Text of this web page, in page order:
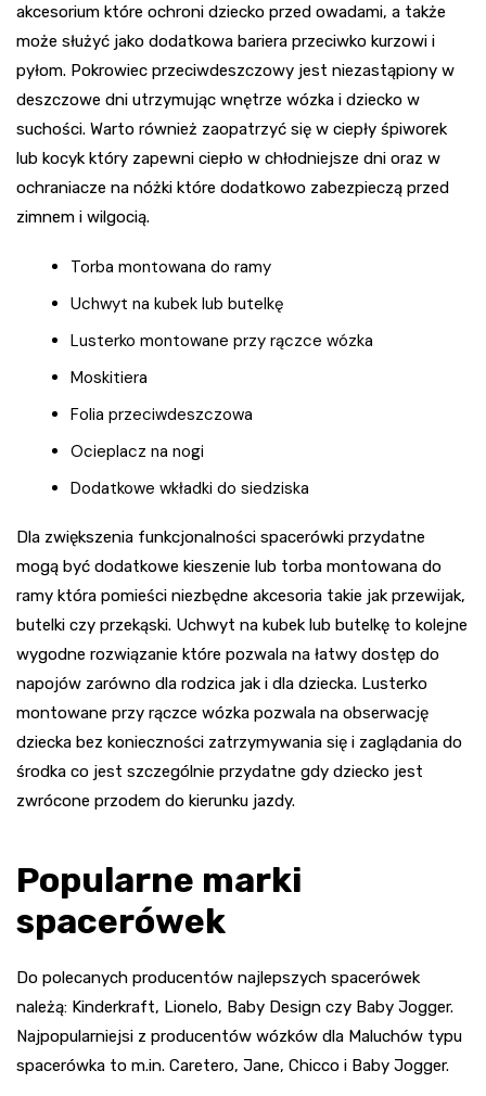
akcesorium które ochroni dziecko przed owadami, a także
może służyć jako dodatkowa bariera przeciwko kurzowi i
pyłom. Pokrowiec przeciwdeszczowy jest niezastąpiony w
deszczowe dni utrzymując wnętrze wózka i dziecko w
suchości. Warto również zaopatrzyć się w ciepły śpiworek
lub kocyk który zapewni ciepło w chłodniejsze dni oraz w
ochraniacze na nóżki które dodatkowo zabezpieczą przed
zimnem i wilgocią.
Torba montowana do ramy
Uchwyt na kubek lub butelkę
Lusterko montowane przy rączce wózka
Moskitiera
Folia przeciwdeszczowa
Ocieplacz na nogi
Dodatkowe wkładki do siedziska
Dla zwiększenia funkcjonalności spacerówki przydatne
mogą być dodatkowe kieszenie lub torba montowana do
ramy która pomieści niezbędne akcesoria takie jak przewijak,
butelki czy przekąski. Uchwyt na kubek lub butelkę to kolejne
wygodne rozwiązanie które pozwala na łatwy dostęp do
napojów zarówno dla rodzica jak i dla dziecka. Lusterko
montowane przy rączce wózka pozwala na obserwację
dziecka bez konieczności zatrzymywania się i zaglądania do
środka co jest szczególnie przydatne gdy dziecko jest
zwrócone przodem do kierunku jazdy.
Popularne marki
spacerówek
Do polecanych producentów najlepszych spacerówek
należą: Kinderkraft, Lionelo, Baby Design czy Baby Jogger.
Najpopularniejsi z producentów wózków dla Maluchów typu
spacerówka to m.in. Caretero, Jane, Chicco i Baby Jogger.